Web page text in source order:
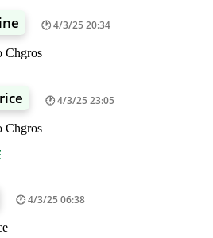
4/3/25 20:34
Chgros
4/3/25 23:05
Chgros
4/3/25 06:38